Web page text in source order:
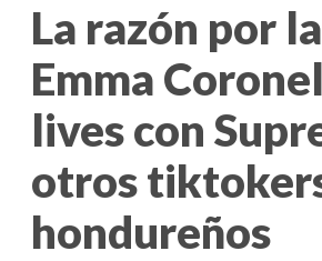
La razón por
Emma
lives con
otros
hondureños